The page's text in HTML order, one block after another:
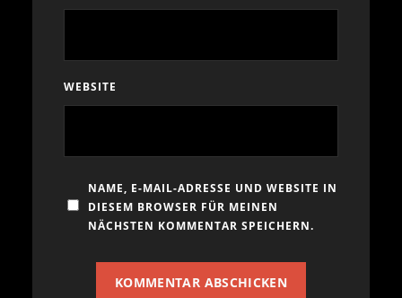
WEBSITE
NAME, E-MAIL-ADRESSE UND WEBSITE IN
DIESEM BROWSER FÜR MEINEN
NÄCHSTEN KOMMENTAR SPEICHERN.